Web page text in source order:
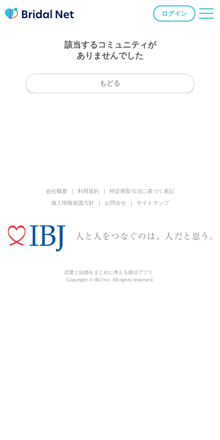
ログイン
該当するコミュニティが
ありませんでした
もどる
会社概要 利用規約
特定商取引法に基づく表記
個人情報保護方針
お問合せ サイトマップ
恋愛と結婚をまじめに考える婚活アプリ
Copyright © IBJ Inc. All rights reserved.